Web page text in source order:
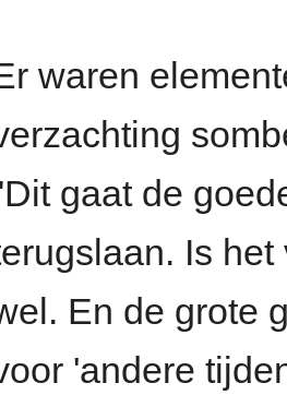
waren
gaat de
Is
En de grote
'andere